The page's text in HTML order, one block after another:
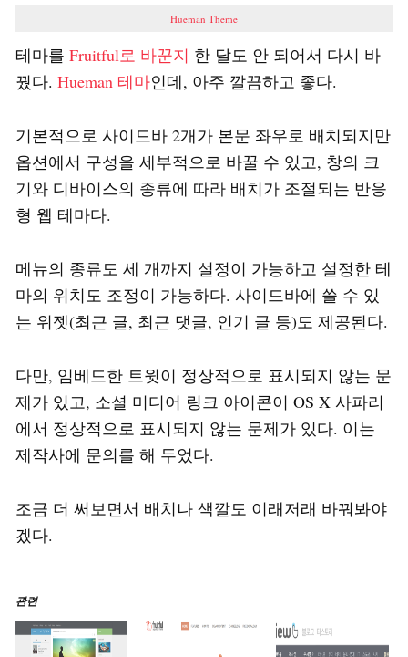
Hueman Theme
테마를 Fruitful로 바꾼지 한 달도 안 되어서 다시 바
꿨다. Hueman 테마인데, 아주 깔끔하고 좋다.
기본적으로 사이드바 2개가 본문 좌우로 배치되지만
옵션에서 구성을 세부적으로 바꿀 수 있고, 창의 크
기와 디바이스의 종류에 따라 배치가 조절되는 반응
형 웹 테마다.
메뉴의 종류도 세 개까지 설정이 가능하고 설정한 테
마의 위치도 조정이 가능하다. 사이드바에 쓸 수 있
는 위젯(최근 글, 최근 댓글, 인기 글 등)도 제공된다.
다만, 임베드한 트윗이 정상적으로 표시되지 않는 문
제가 있고, 소셜 미디어 링크 아이콘이 OS X 사파리
에서 정상적으로 표시되지 않는 문제가 있다. 이는
제작사에 문의를 해 두었다.
조금 더 써보면서 배치나 색깔도 이래저래 바꿔봐야
겠다.
관련